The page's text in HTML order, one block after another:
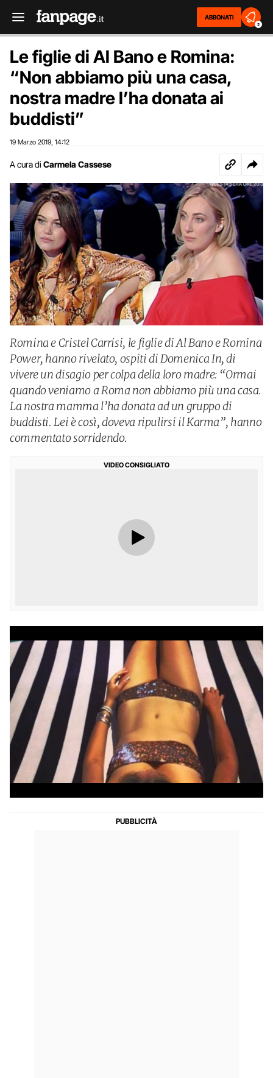
ABBONATI
2
Le figlie di Al Bano e Romina:
“Non abbiamo più una casa,
nostra madre l’ha donata ai
buddisti”
19 Marzo 2019 14:12
A cura di Carmela Cassese
Romina e Cristel Carrisi, le figlie di Al Bano e Romina
Power, hanno rivelato, ospiti di Domenica In, di
vivere un disagio per colpa della loro madre: “Ormai
quando veniamo a Roma non abbiamo più una casa.
La nostra mamma l’ha donata ad un gruppo di
buddisti. Lei è così, doveva ripulirsi il Karma”, hanno
commentato sorridendo.
VIDEO CONSIGLIATO